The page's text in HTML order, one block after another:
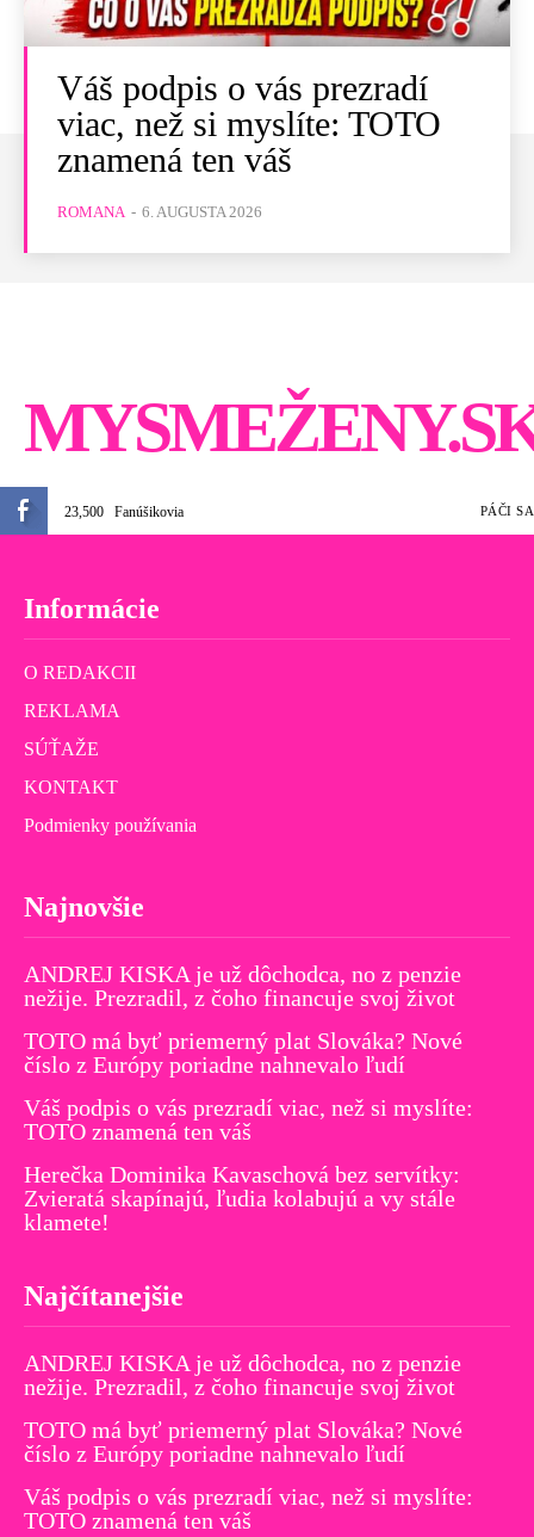
Váš podpis o vás prezradí
viac, než si myslíte: TOTO
znamená ten váš
ROMANA - 6. AUGUSTA 2026
23,500 Fanúšikovia PÁČI SA
Informácie
O REDAKCII
REKLAMA
SÚŤAŽE
KONTAKT
Podmienky používania
Najnovšie
ANDREJ KISKA je už dôchodca, no z penzie
nežije. Prezradil, z čoho financuje svoj život
TOTO má byť priemerný plat Slováka? Nové
číslo z Európy poriadne nahnevalo ľudí
Váš podpis o vás prezradí viac, než si myslíte:
TOTO znamená ten váš
Herečka Dominika Kavaschová bez servítky:
Zvieratá skapínajú, ľudia kolabujú a vy stále
klamete!
Najčítanejšie
ANDREJ KISKA je už dôchodca, no z penzie
nežije. Prezradil, z čoho financuje svoj život
TOTO má byť priemerný plat Slováka? Nové
číslo z Európy poriadne nahnevalo ľudí
Váš podpis o vás prezradí viac, než si myslíte:
TOTO znamená ten váš